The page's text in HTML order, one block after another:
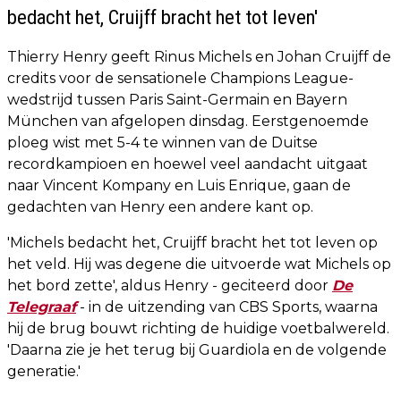
bedacht het, Cruijff bracht het tot leven'
Thierry Henry geeft Rinus Michels en Johan Cruijff de
credits voor de sensationele Champions League-
wedstrijd tussen Paris Saint-Germain en Bayern
München van afgelopen dinsdag. Eerstgenoemde
ploeg wist met 5-4 te winnen van de Duitse
recordkampioen en hoewel veel aandacht uitgaat
naar Vincent Kompany en Luis Enrique, gaan de
gedachten van Henry een andere kant op.
'Michels bedacht het, Cruijff bracht het tot leven op
het veld. Hij was degene die uitvoerde wat Michels op
het bord zette', aldus Henry - geciteerd door De
Telegraaf- in de uitzending van CBS Sports, waarna
hij de brug bouwt richting de huidige voetbalwereld.
'Daarna zie je het terug bij Guardiola en de volgende
generatie.'